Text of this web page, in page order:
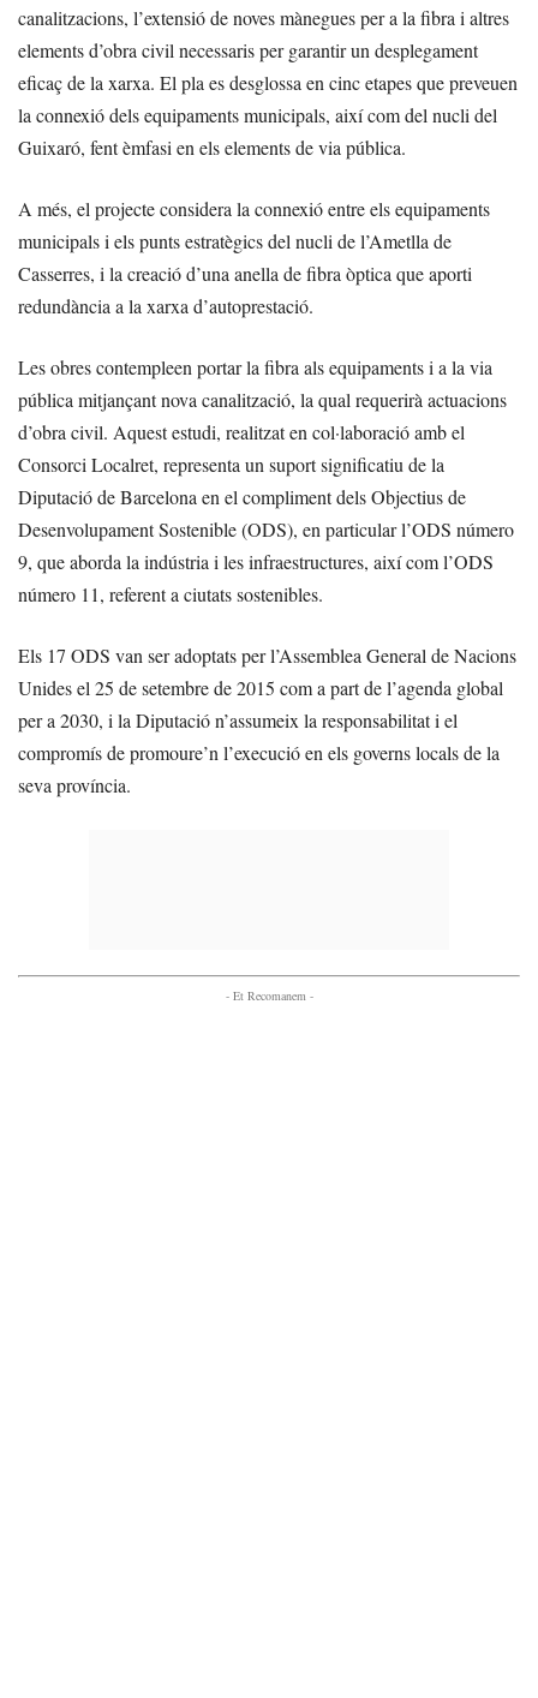
canalitzacions, l’extensió de noves mànegues per a la fibra i altres
elements d’obra civil necessaris per garantir un desplegament
eficaç de la xarxa. El pla es desglossa en cinc etapes que preveuen
la connexió dels equipaments municipals, així com del nucli del
Guixaró, fent èmfasi en els elements de via pública.
A més, el projecte considera la connexió entre els equipaments
municipals i els punts estratègics del nucli de l’Ametlla de
Casserres, i la creació d’una anella de fibra òptica que aporti
redundància a la xarxa d’autoprestació.
Les obres contempleen portar la fibra als equipaments i a la via
pública mitjançant nova canalització, la qual requerirà actuacions
d’obra civil. Aquest estudi, realitzat en col·laboració amb el
Consorci Localret, representa un suport significatiu de la
Diputació de Barcelona en el compliment dels Objectius de
Desenvolupament Sostenible (ODS), en particular l’ODS número
9, que aborda la indústria i les infraestructures, així com l’ODS
número 11, referent a ciutats sostenibles.
Els 17 ODS van ser adoptats per l’Assemblea General de Nacions
Unides el 25 de setembre de 2015 com a part de l’agenda global
per a 2030, i la Diputació n’assumeix la responsabilitat i el
compromís de promoure’n l’execució en els governs locals de la
seva província.
- Et Recomanem -